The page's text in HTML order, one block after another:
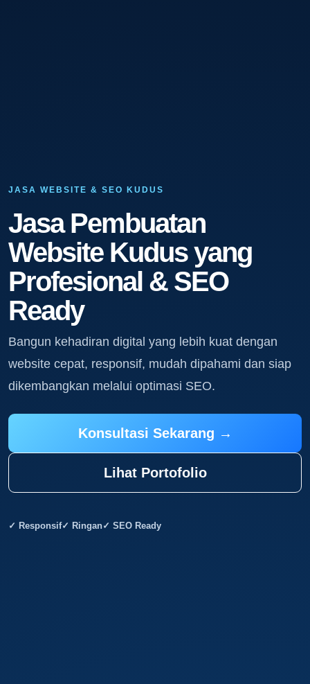
JASA WEBSITE & SEO KUDUS
Jasa Pembuatan
Website Kudus yang
Profesional & SEO
Ready
Bangun kehadiran digital yang lebih kuat dengan
website cepat, responsif, mudah dipahami dan siap
dikembangkan melalui optimasi SEO.
Konsultasi Sekarang →
Lihat Portofolio
✓ Responsif✓ Ringan✓ SEO Ready